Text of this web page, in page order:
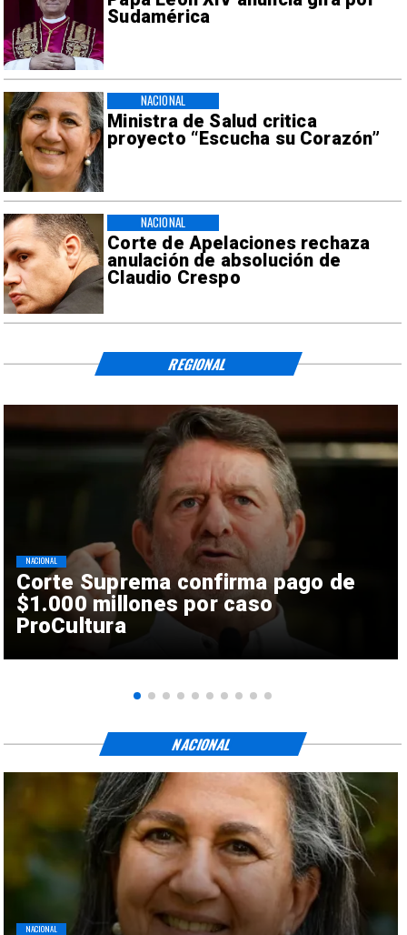
Sudamérica
Ministra de Salud critica
proyecto “Escucha su Corazón”
NACIONAL
Corte de Apelaciones rechaza
anulación de absolución de
Claudio Crespo
NACIONAL
Corte Suprema confirma pago de
$1.000 millones por caso
ProCultura
NACIONAL
REGIONAL
NACIONAL
NACIONAL